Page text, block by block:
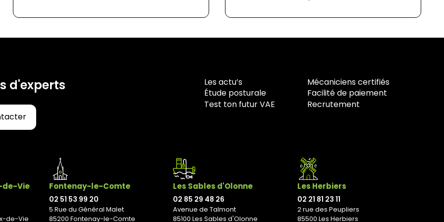
d'experts Les actu’s
Mécaniciens certifiés
Étude posturale
Facilité de paiement
Test ton futur VAE
Recrutement
Vie
de-Vie
Fontenay-le-Comte
02 51 53 99 20
5 Rue du Général Malet
85200 Fontenay-le-Comte
Les Sables d'Olonne
02 85 29 48 26
Avenue de Talmont
85100 Les Sables d'Olonne
Les Herbiers
02 21 81 23 11
2 rue des Peupliers
85500 Les Herbiers